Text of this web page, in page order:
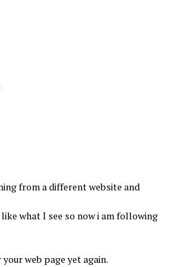
from a different website and
what I see so now i am following
web page yet again.